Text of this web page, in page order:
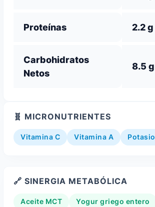
Proteínas 2.2 g
Carbohidratos
Netos
8.5 g
🧬 MICRONUTRIENTES
Vitamina C Vitamina A Potasio
🔗 SINERGIA METABÓLICA
Aceite MCT Yogur griego entero